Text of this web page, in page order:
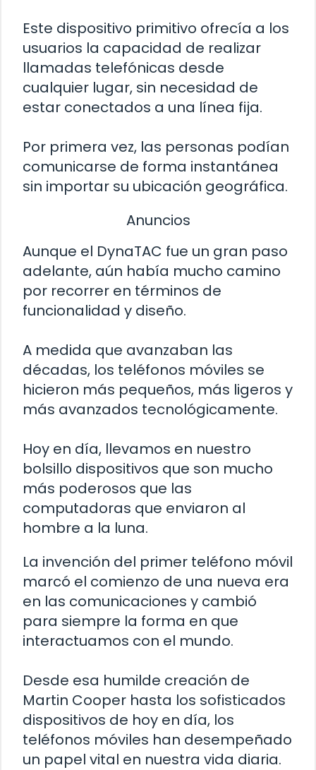
Este dispositivo primitivo ofrecía a los
usuarios la capacidad de realizar
llamadas telefónicas desde
cualquier lugar, sin necesidad de
estar conectados a una línea fija.
Por primera vez, las personas podían
comunicarse de forma instantánea
sin importar su ubicación geográfica.
Anuncios
Aunque el DynaTAC fue un gran paso
adelante, aún había mucho camino
por recorrer en términos de
funcionalidad y diseño.
A medida que avanzaban las
décadas, los teléfonos móviles se
hicieron más pequeños, más ligeros y
más avanzados tecnológicamente.
Hoy en día, llevamos en nuestro
bolsillo dispositivos que son mucho
más poderosos que las
computadoras que enviaron al
hombre a la luna.
La invención del primer teléfono móvil
marcó el comienzo de una nueva era
en las comunicaciones y cambió
para siempre la forma en que
interactuamos con el mundo.
Desde esa humilde creación de
Martin Cooper hasta los sofisticados
dispositivos de hoy en día, los
teléfonos móviles han desempeñado
un papel vital en nuestra vida diaria.